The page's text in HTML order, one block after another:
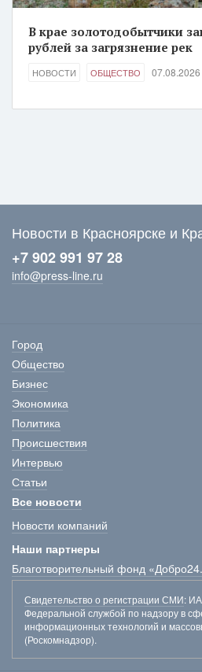
В крае золотодобытчики
рублей за загрязнение рек
НОВОСТИ ОБЩЕСТВО 07.08.2026
Новости в Красноярске и
+7 902 991 97 28
info@press-line.ru
Город
Общество
Бизнес
Экономика
Политика
Происшествия
Интервью
Статьи
Все новости
Новости компаний
Наши партнеры
Благотворительный фонд
Свидетельство о регистрации СМИ:
Федеральной службой по надзору в
информационных технологий и
(Роскомнадзор).